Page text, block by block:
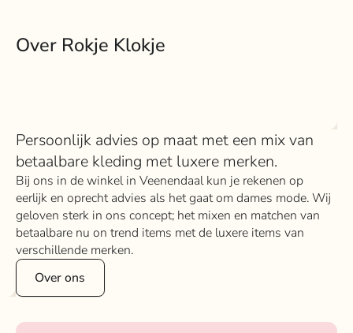
Over Rokje Klokje
Persoonlijk advies op maat met een mix van
betaalbare kleding met luxere merken.
Bij ons in de winkel in Veenendaal kun je rekenen op
eerlijk en oprecht advies als het gaat om dames mode. Wij
geloven sterk in ons concept; het mixen en matchen van
betaalbare nu on trend items met de luxere items van
verschillende merken.
Over ons